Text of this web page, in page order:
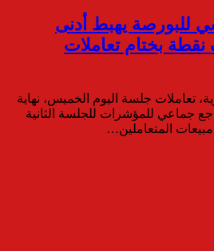
للبورصة يهبط أدنى
51 ألف نقطة بختام تعاملات
تعاملات جلسة اليوم الخميس، نهاية
جماعي للمؤشرات للجلسة الثانية
المتعاملين…